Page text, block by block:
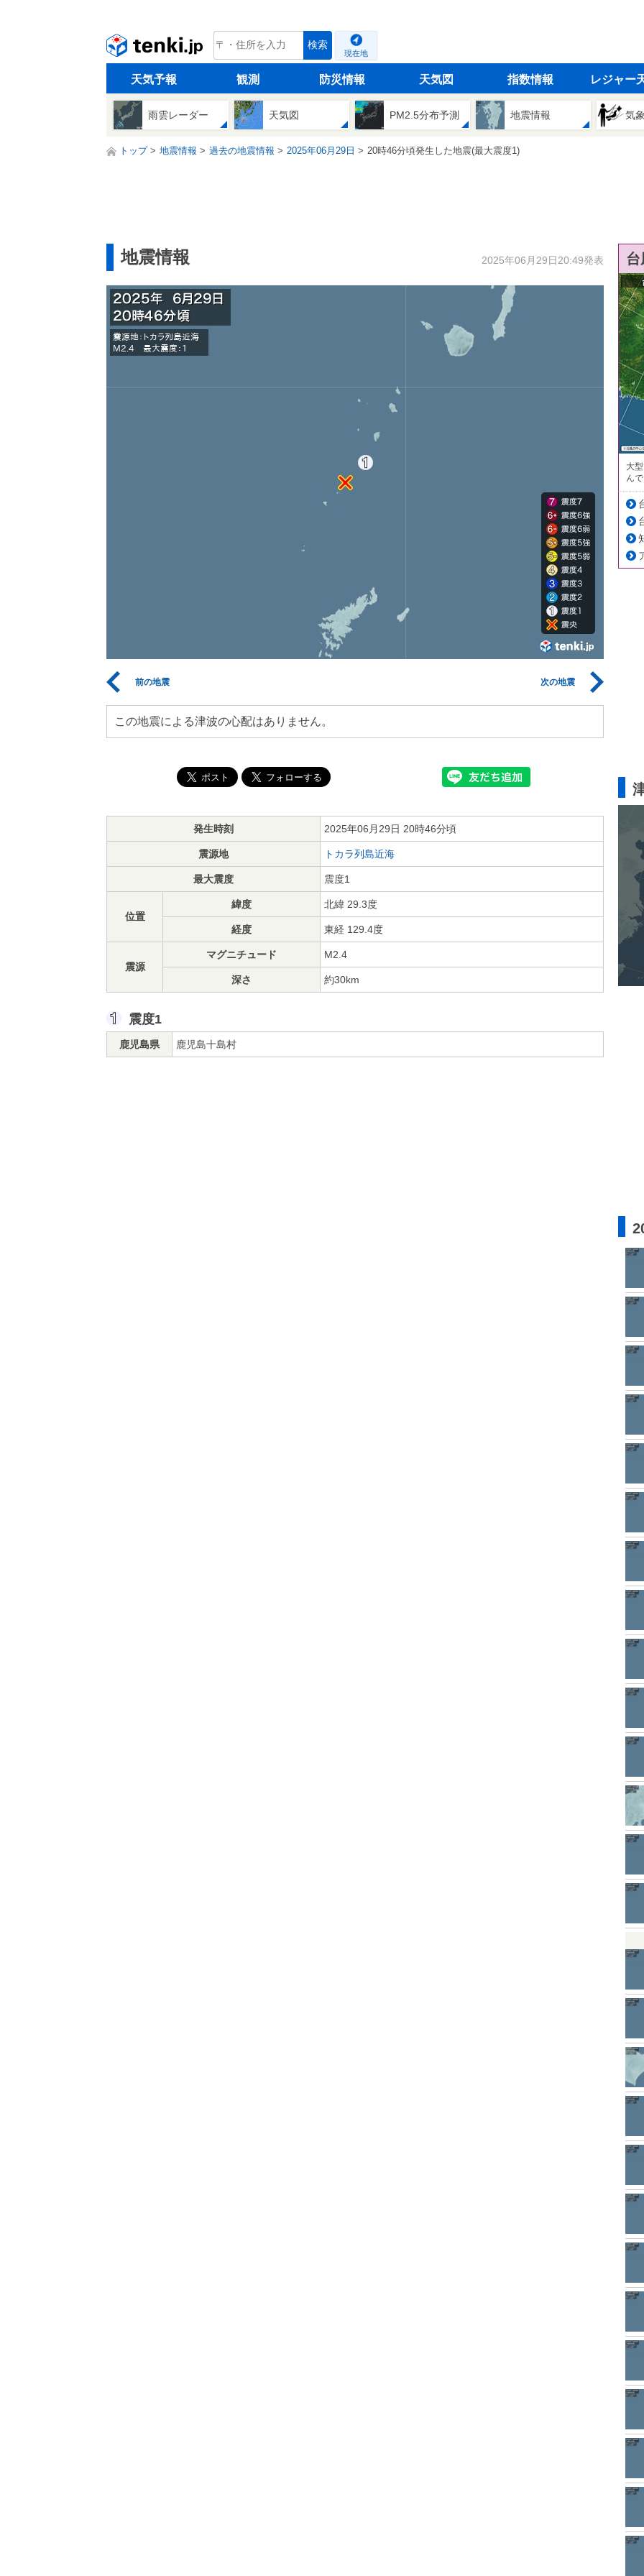
tenki.jp 検索
現在地
天気予報 観測 防災情報 天気図 指数情報 レジャー
雨雲レーダー 天気図 PM2.5分布予測 地震情報 気
トップ 地震情報 過去の地震情報 2025年06月29日 20時46分頃発生した地震(最大震度1)
地震情報 2025年06月29日20:49発表
前の地震 次の地震
この地震による津波の心配はありません。
発生時刻 2025年06月29日 20時46分頃
震源地 トカラ列島近海
最大震度 震度1
位置
緯度 北緯 29.3度
経度 東経 129.4度
震源
マグニチュード M2.4
深さ 約30km
震度1
鹿児島県 鹿児島十島村
大
ん